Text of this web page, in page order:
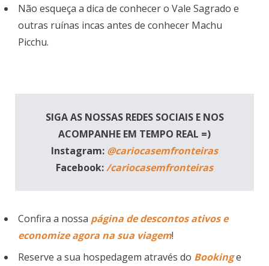
Não esqueça a dica de conhecer o Vale Sagrado e
outras ruínas incas antes de conhecer Machu
Picchu.
SIGA AS NOSSAS REDES SOCIAIS E NOS
ACOMPANHE EM TEMPO REAL =)
Instagram: @cariocasemfronteiras
Facebook:/cariocasemfronteiras
Confira a nossa página de descontos ativos e
economize agora na sua viagem!
Reserve a sua hospedagem através do Bookinge